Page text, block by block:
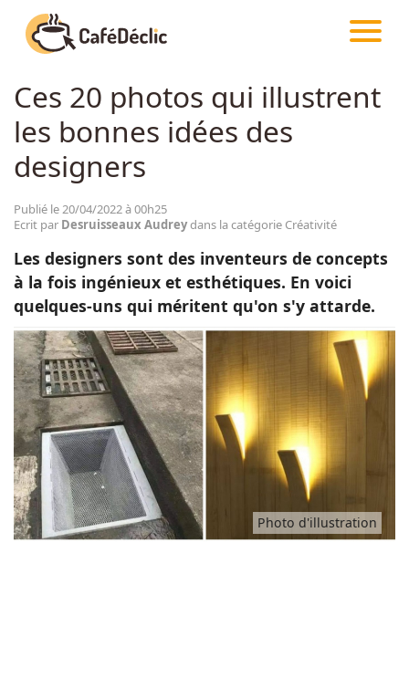
Créativité
Divertissement
Emotion
Animaux
Famille
CAFÉDÉCLIC ARTICLES CRÉATIVITÉ
Ces 20 photos qui illustrent
les bonnes idées des
designers
Publié le 20/04/2022 à 00h25
Ecrit par Desruisseaux Audreydans la catégorie Créativité
Les designers sont des inventeurs de concepts
à la fois ingénieux et esthétiques. En voici
quelques-uns qui méritent qu'on s'y attarde.
Photo d'illustration